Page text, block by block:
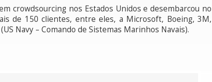
crowdsourcing nos Estados Unidos e desembarcou no
de 150 clientes, entre eles, a Microsoft, Boeing, 3M,
Navy – Comando de Sistemas Marinhos Navais).